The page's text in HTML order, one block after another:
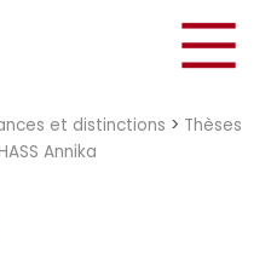
et distinctions > Thèses
Annika